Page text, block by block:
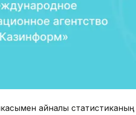
айналы статистиканың